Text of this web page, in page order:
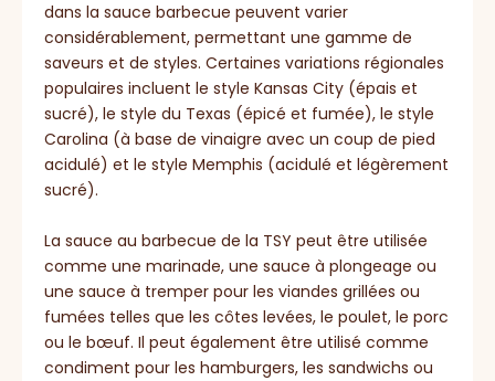
dans la sauce barbecue peuvent varier
considérablement, permettant une gamme de
saveurs et de styles. Certaines variations régionales
populaires incluent le style Kansas City (épais et
sucré), le style du Texas (épicé et fumée), le style
Carolina (à base de vinaigre avec un coup de pied
acidulé) et le style Memphis (acidulé et légèrement
sucré).
La sauce au barbecue de la TSY peut être utilisée
comme une marinade, une sauce à plongeage ou
une sauce à tremper pour les viandes grillées ou
fumées telles que les côtes levées, le poulet, le porc
ou le bœuf. Il peut également être utilisé comme
condiment pour les hamburgers, les sandwichs ou